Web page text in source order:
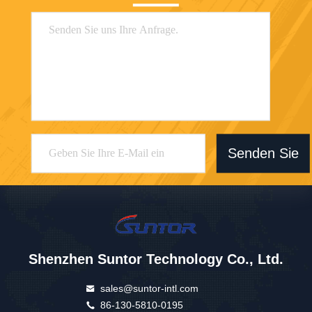
Senden Sie
Shenzhen Suntor Technology Co., Ltd.
sales@suntor-intl.com
86-130-5810-0195